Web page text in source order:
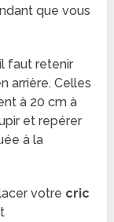
que vous
faut retenir
arrière. Celles
à 20 cm à
et repérer
à la
votre cric